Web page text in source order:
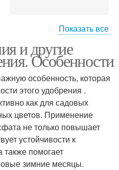
подкормки
Внекорневые
подкормки
Весенняя подкормка
Показать все
и другие
Особенности
особенность, которая
этого удобрения .
как для садовых
цветов. Применение
не только повышает
устойчивости к
помогает
зимние месяцы.